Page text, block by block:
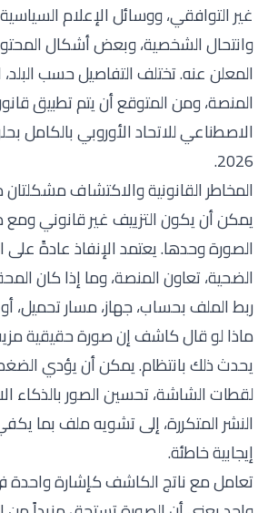
غير التوافقي، ووسائل الإعلام السياسية
وانتحال الشخصية، وبعض أشكال
المعلن عنه. تختلف التفاصيل حسب
المنصة، ومن المتوقع أن يتم تطبيق
الاصطناعي للاتحاد الأوروبي
2026.
المخاطر القانونية والاكتشاف
يمكن أن يكون التزييف غير قانوني
الصورة وحدها. يعتمد الإنفاذ عادةً على
الضحية، تعاون المنصة، وما إذا كان
ربط الملف بحساب، جهاز، مسار تحميل،
ماذا لو قال كاشف إن صورة حقيقية
يحدث ذلك بانتظام. يمكن أن يؤدي الضغط،
لقطات الشاشة، تحسين الصور بالذكاء
النشر المتكررة، إلى تشويه ملف بما
إيجابية خاطئة.
تعامل مع ناتج الكاشف كإشارة واحدة